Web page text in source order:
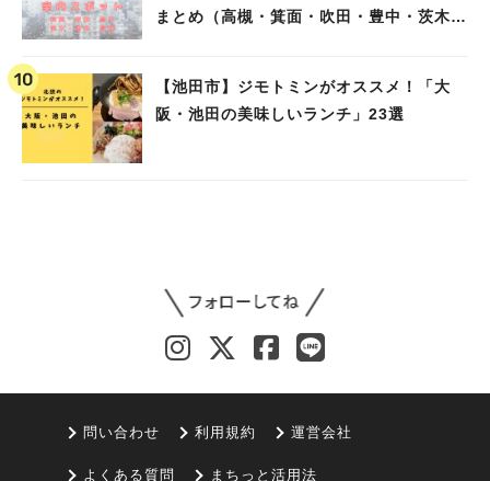
まとめ（高槻・箕面・吹田・豊中・茨木・
【池田市】ジモトミンがオススメ！「大
阪・池田の美味しいランチ」23選
問い合わせ 利用規約 運営会社
よくある質問 まちっと活用法